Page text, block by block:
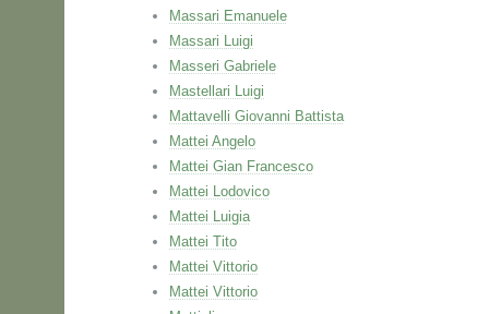
Massari Emanuele
Massari Luigi
Masseri Gabriele
Mastellari Luigi
Mattavelli Giovanni Battista
Mattei Angelo
Mattei Gian Francesco
Mattei Lodovico
Mattei Luigia
Mattei Tito
Mattei Vittorio
Mattei Vittorio